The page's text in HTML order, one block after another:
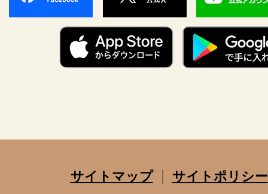
サイトマップ
サイトポリシー